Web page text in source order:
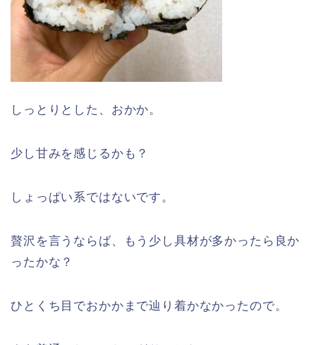
しっとりとした、おかか。
少し甘みを感じるかも？
しょっぱい系ではないです。
贅沢を言うならば、もう少し具材が多かったら良か
ったかな？
ひとくち目でおかかまで辿り着かなかったので。